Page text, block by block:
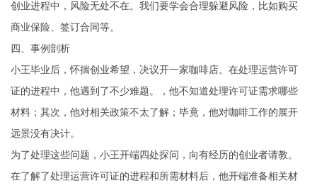
创业进程中，风险无处不在。我们要学会合理躲避风险，比如购买
商业保险、签订合同等。
四、事例剖析
小王毕业后，怀揣创业希望，决议开一家咖啡店。在处理运营许可
证的进程中，他遇到了不少难题。，他不知道处理许可证需求哪些
材料；其次，他对相关政策不太了解；毕竟，他对咖啡工作的展开
远景没有决计。
为了处理这些问题，小王开端四处探问，向有经历的创业者请教。
在了解了处理运营许可证的进程和所需材料后，他开端准备相关材